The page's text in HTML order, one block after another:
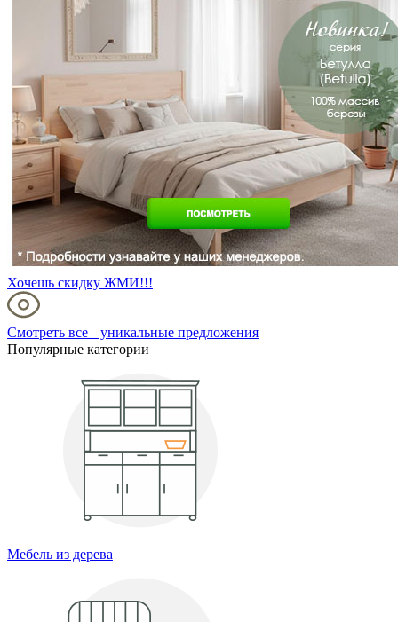
Хочешь скидку ЖМИ!!!
Смотреть все уникальные предложения
Популярные категории
Мебель из дерева